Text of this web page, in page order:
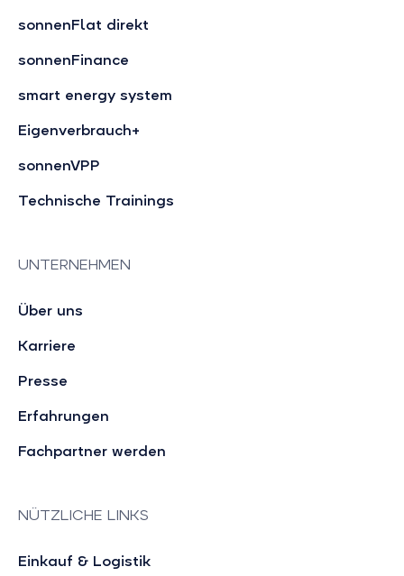
sonnenFlat direkt
sonnenFinance
smart energy system
Eigenverbrauch+
sonnenVPP
Technische Trainings
UNTERNEHMEN
Über uns
Karriere
Presse
Erfahrungen
Fachpartner werden
NÜTZLICHE LINKS
Einkauf & Logistik